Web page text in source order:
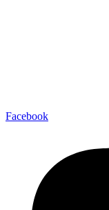
Facebook